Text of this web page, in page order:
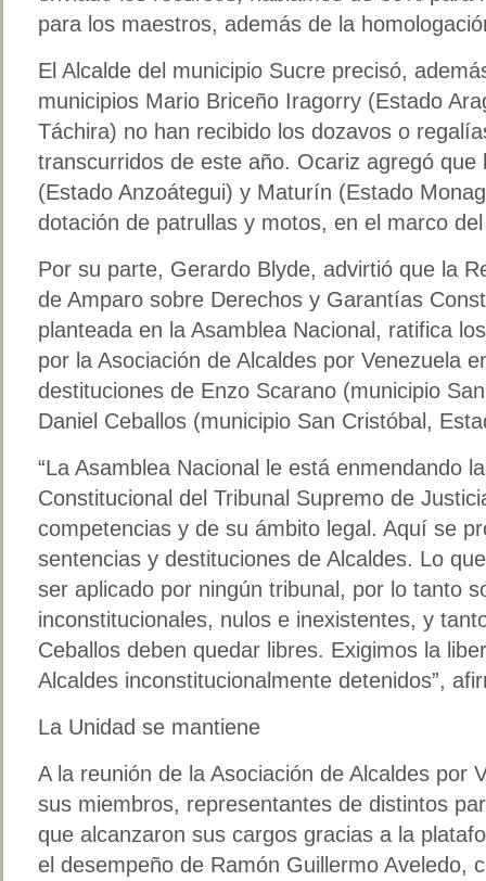
para los maestros, además de la
El Alcalde del municipio Sucre precisó,
municipios Mario Briceño Iragorry (Estado
Táchira) no han recibido los dozavos o
transcurridos de este año. Ocariz agregó
(Estado Anzoátegui) y Maturín (Estado
dotación de patrullas y motos, en el marco
Por su parte, Gerardo Blyde, advirtió que la
de Amparo sobre Derechos y Garantías
planteada en la Asamblea Nacional, ratifica
por la Asociación de Alcaldes por Venezuela
destituciones de Enzo Scarano (municipio
Daniel Ceballos (municipio San Cristóbal,
“La Asamblea Nacional le está enmendando
Constitucional del Tribunal Supremo de
competencias y de su ámbito legal. Aquí se
sentencias y destituciones de Alcaldes. Lo
ser aplicado por ningún tribunal, por lo tanto
inconstitucionales, nulos e inexistentes, y
Ceballos deben quedar libres. Exigimos la
Alcaldes inconstitucionalmente detenidos”,
La Unidad se mantiene
A la reunión de la Asociación de Alcaldes por
sus miembros, representantes de distintos
que alcanzaron sus cargos gracias a la
el desempeño de Ramón Guillermo Aveledo,